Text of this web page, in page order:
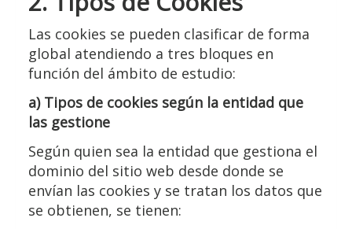
Las cookies se pueden clasificar de forma
global atendiendo a tres bloques en
función del ámbito de estudio:
a) Tipos de cookies según la entidad que
las gestione
Según quien sea la entidad que gestiona el
dominio del sitio web desde donde se
envían las cookies y se tratan los datos que
se obtienen, se tienen: